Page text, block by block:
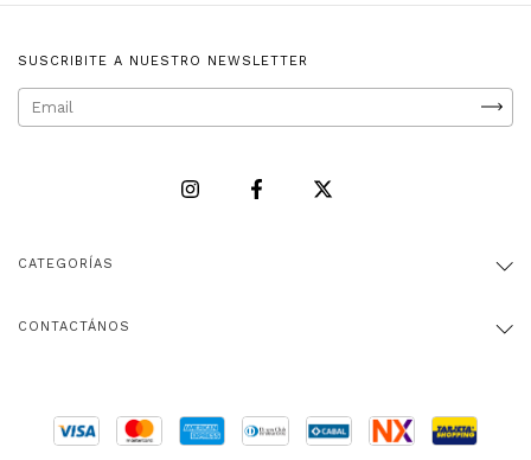
SUSCRIBITE A NUESTRO NEWSLETTER
CATEGORÍAS
CONTACTÁNOS